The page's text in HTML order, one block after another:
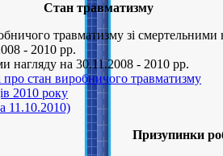
Стан травматизму
травматизму зі смертельними
- 2010 рр.
нагляду на 30.11.2008 - 2010 рр.
про стан виробничого травматизму
2010 року
11.10.2010)
Призупинки